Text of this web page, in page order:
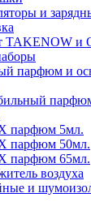
и
TAKENOW и
парфюм и
парфюм 5мл.
парфюм 50мл.
парфюм 65мл.
воздуха
и